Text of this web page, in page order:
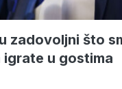
zadovoljni što
igrate u gostima